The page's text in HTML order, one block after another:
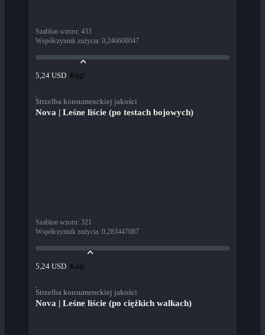
Szablon wzoru: 433
Współczynnik zużycia: 0,246600047
5,24 USD Kup
Strzelba konsumenckiej jakości
Nova | Leśne liście (po testach bojowych)
Szablon wzoru: 321
Współczynnik zużycia: 0,283447087
5,24 USD Kup
Strzelba konsumenckiej jakości
Nova | Leśne liście (po ciężkich walkach)